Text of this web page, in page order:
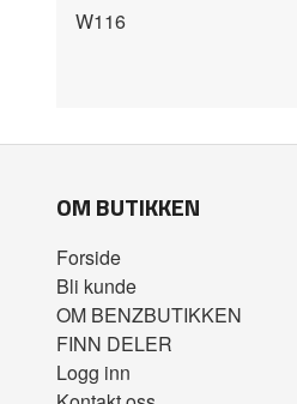
W116
OM BUTIKKEN
Forside
Bli kunde
OM BENZBUTIKKEN
FINN DELER
Logg inn